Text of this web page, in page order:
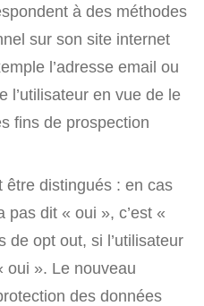
à des méthodes
sur son site internet
l’adresse email ou
l’utilisateur en vue de le
fins de prospection
être distingués : en cas
pas dit « oui », c’est «
de opt out, si l’utilisateur
oui ». Le nouveau
des données